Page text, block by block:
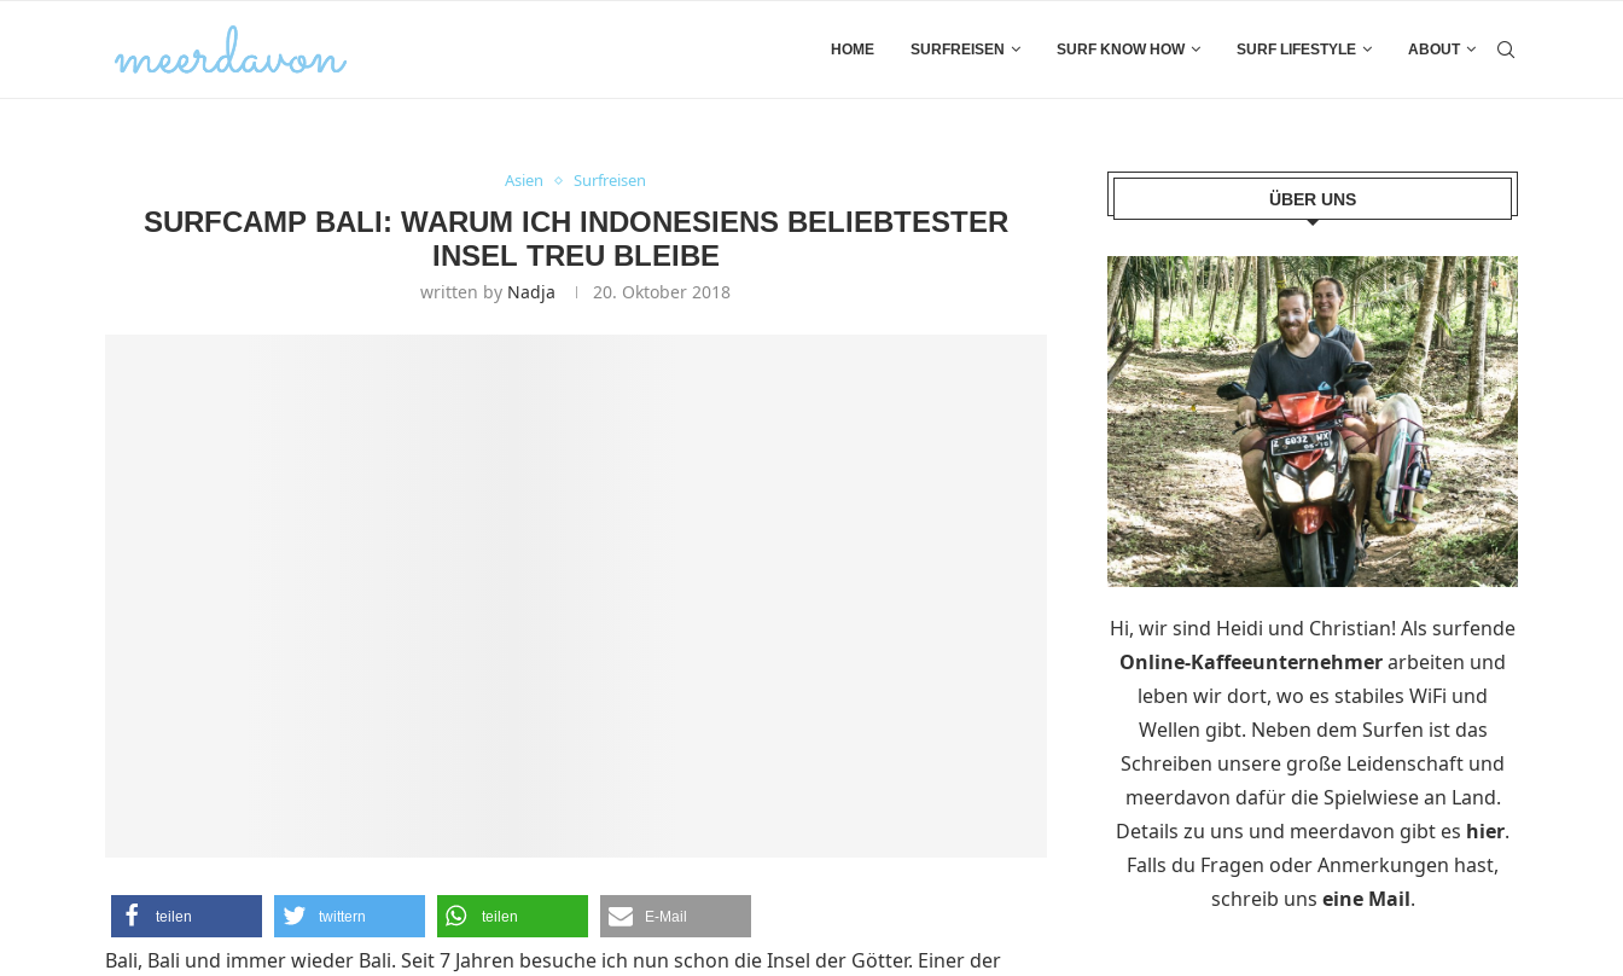
HOME SURFREISEN SURF KNOW HOW SURF LIFESTYLE ABOUT
Asien Surfreisen
SURFCAMP BALI: WARUM ICH INDONESIENS BELIEBTESTER
INSEL TREU BLEIBE
written by Nadja 20. Oktober 2018
teilen twittern teilen E-Mail
Bali, Bali und immer wieder Bali. Seit 7 Jahren besuche ich nun schon die Insel der Götter. Einer der
ÜBER UNS
Hi, wir sind Heidi und Christian! Als surfende
Online-Kaffeeunternehmerarbeiten und
leben wir dort, wo es stabiles WiFi und
Wellen gibt. Neben dem Surfen ist das
Schreiben unsere große Leidenschaft und
meerdavon dafür die Spielwiese an Land.
Details zu uns und meerdavon gibt es hier.
Falls du Fragen oder Anmerkungen hast,
schreib uns eine Mail.